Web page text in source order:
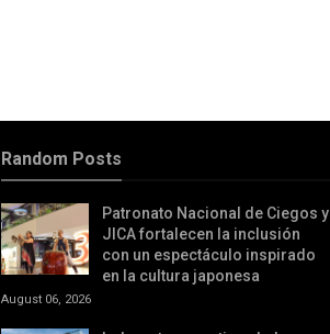
Random Posts
Patronato Nacional de Ciegos y
JICA fortalecen la inclusión
con un espectáculo inspirado
en la cultura japonesa
August 06, 2026